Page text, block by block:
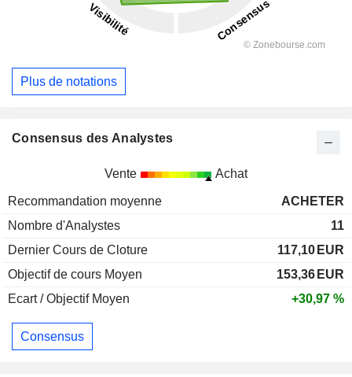
Plus de notations
Consensus des Analystes
Vente Achat
Recommandation moyenne
ACHETER
Nombre d'Analystes
11
Dernier Cours de Cloture
117,10 EUR
Objectif de cours Moyen
153,36 EUR
Ecart / Objectif Moyen
+30,97 %
Consensus